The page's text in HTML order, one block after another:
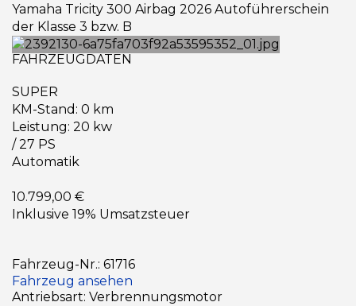
Yamaha Tricity 300 Airbag 2026 Autoführerschein
der Klasse 3 bzw. B
FAHRZEUGDATEN
SUPER
KM-Stand: 0 km
Leistung: 20 kw
/ 27 PS
Automatik
10.799,00 €
Inklusive 19% Umsatzsteuer
Fahrzeug-Nr.: 61716
Fahrzeug ansehen
Antriebsart: Verbrennungsmotor